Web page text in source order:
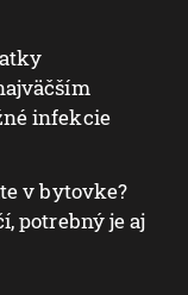
infekcie
v bytovke?
potrebný je aj